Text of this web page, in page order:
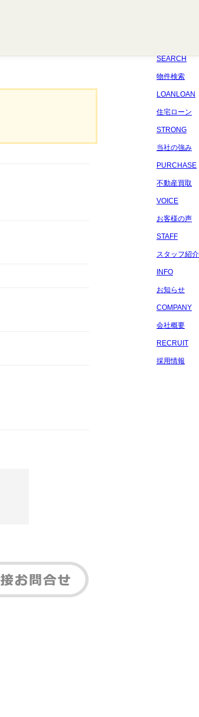
SEARCH
物件検索
LOANLOAN
住宅ローン
STRONG
当社の強み
PURCHASE
不動産買取
VOICE
お客様の声
STAFF
スタッフ紹介
INFO
お知らせ
COMPANY
会社概要
RECRUIT
採用情報